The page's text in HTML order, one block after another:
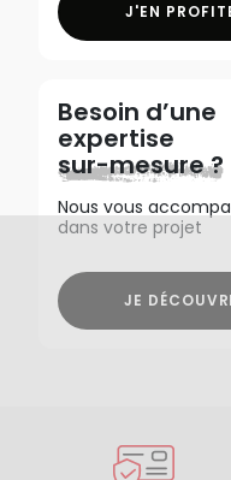
J'EN
Besoin d’une
expertise
sur-mesure ?
Nous vous
dans votre projet
JE